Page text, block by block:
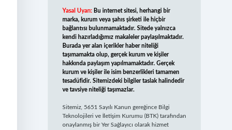
Yasal Uyarı: Bu internet sitesi, herhangi bir
marka, kurum veya şahıs şirketi ile hiçbir
bağlantısı bulunmamaktadır. Sitede yalnızca
kendi hazırladığımız makaleler paylaşılmaktadır.
Burada yer alan içerikler haber niteliği
taşımamakta olup, gerçek kurum ve kişiler
hakkında paylaşım yapılmamaktadır. Gerçek
kurum ve kişiler ile isim benzerlikleri tamamen
tesadüfidir. Sitemizdeki bilgiler taslak halindedir
ve tavsiye niteliği taşımazlar.
Sitemiz, 5651 Sayılı Kanun gereğince Bilgi
Teknolojileri ve İletişim Kurumu (BTK) tarafından
onaylanmış bir Yer Sağlayıcı olarak hizmet